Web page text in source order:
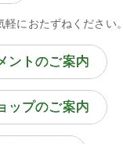
におたずねください。
ントのご案内
ップのご案内